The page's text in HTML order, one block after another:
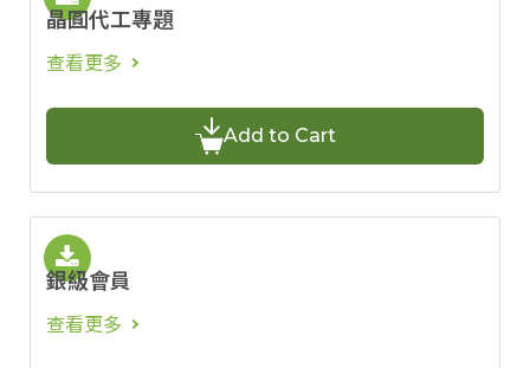
晶圓代工專題
查看更多
Add to Cart
銀級會員
查看更多